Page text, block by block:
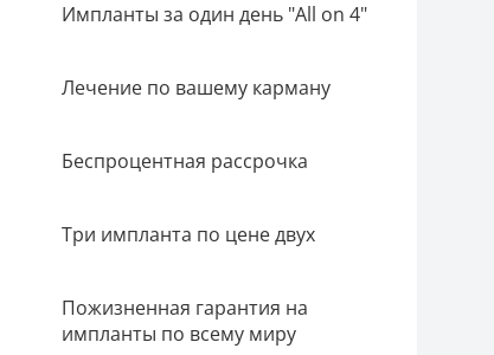
Импланты за один день "All on 4"
Лечение по вашему карману
Беспроцентная рассрочка
Три импланта по цене двух
Пожизненная гарантия на
импланты по всему миру